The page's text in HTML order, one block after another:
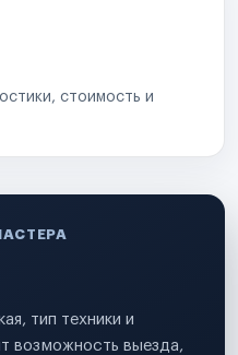
стоимость и
тип техники и
возможность выезда,